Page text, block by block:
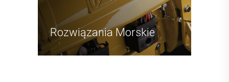
Rozwiązania Morskie